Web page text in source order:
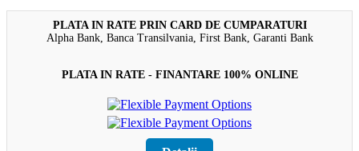
PLATA IN RATE PRIN CARD DE CUMPARATURI
Alpha Bank, Banca Transilvania, First Bank, Garanti Bank
PLATA IN RATE - FINANTARE 100% ONLINE